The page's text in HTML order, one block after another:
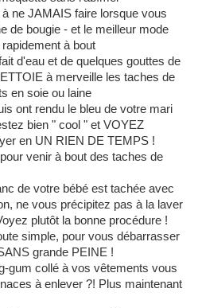
ne JAMAIS faire lorsque vous
de bougie - et le meilleur mode
à bout
d'eau et de quelques gouttes de
à merveille les taches de
en soie ou laine
ont rendu le bleu de votre mari
bien " cool " et VOYEZ
en UN RIEN DE TEMPS !
venir à bout des taches de
de votre bébé est tachée avec
ne vous précipitez pas à la laver
plutôt la bonne procédure !
simple, pour vous débarrasser
grande PEINE !
gum collé à vos vêtements vous
à enlever ?! Plus maintenant